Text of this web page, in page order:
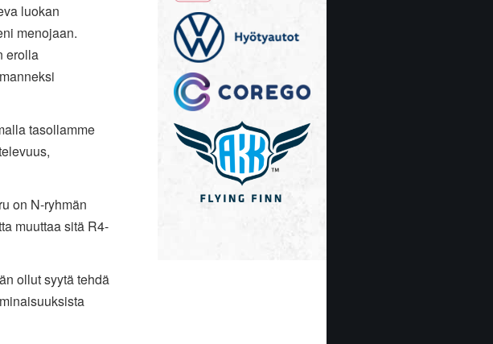
luokan
menojaan.
erolla
tasollamme
on N-ryhmän
muuttaa sitä R4-
ollut syytä tehdä